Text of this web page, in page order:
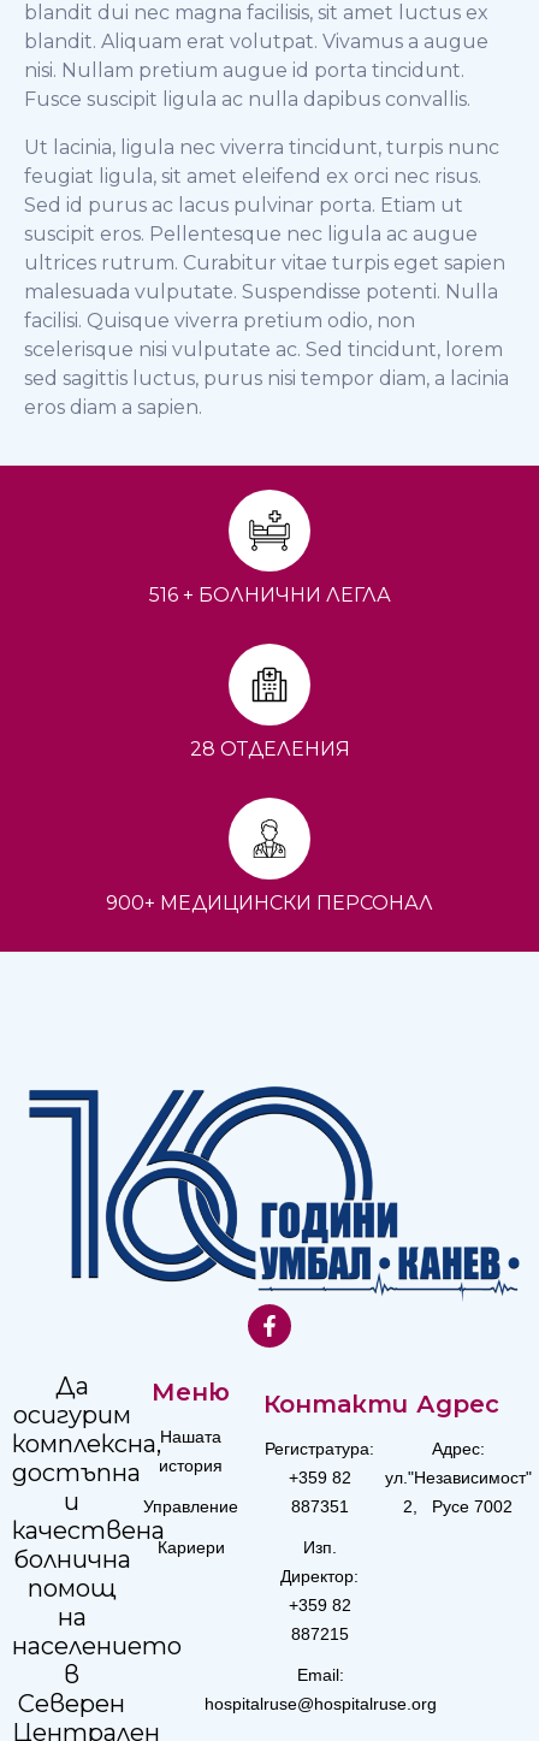
blandit dui nec magna facilisis, sit amet luctus ex
blandit. Aliquam erat volutpat. Vivamus a augue
nisi. Nullam pretium augue id porta tincidunt.
Fusce suscipit ligula ac nulla dapibus convallis.
Ut lacinia, ligula nec viverra tincidunt, turpis nunc
feugiat ligula, sit amet eleifend ex orci nec risus.
Sed id purus ac lacus pulvinar porta. Etiam ut
suscipit eros. Pellentesque nec ligula ac augue
ultrices rutrum. Curabitur vitae turpis eget sapien
malesuada vulputate. Suspendisse potenti. Nulla
facilisi. Quisque viverra pretium odio, non
scelerisque nisi vulputate ac. Sed tincidunt, lorem
sed sagittis luctus, purus nisi tempor diam, a lacinia
eros diam a sapien.
516 + БОЛНИЧНИ ЛЕГЛА
28 ОТДЕЛЕНИЯ
900+ МЕДИЦИНСКИ ПЕРСОНАЛ
Да
осигурим
комплексна,
достъпна
и
качествена
болнична
помощ
на
населението
в
Северен
Централен
Меню
Нашата
история
Управление
Кариери
Контакти
Регистратура:
+359 82
887351
Изп.
Директор:
+359 82
887215
Email:
hospitalruse@hospitalruse.org
Адрес
Адрес:
ул."Независимост"
2, Русе 7002